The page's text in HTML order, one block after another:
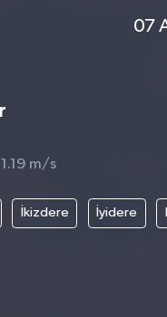
07
m/s
İkizdere İyidere